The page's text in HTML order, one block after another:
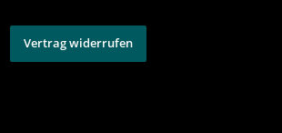
Vertrag widerrufen